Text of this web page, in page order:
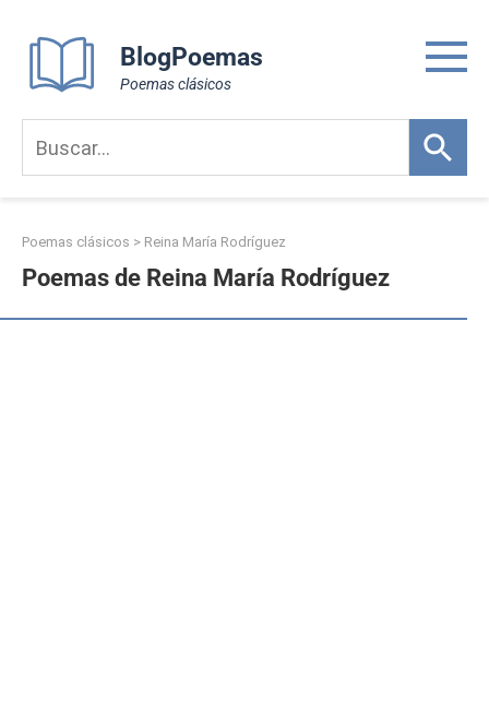
content
BlogPoemas
Poemas clásicos
Poemas clásicos > Reina María Rodríguez
Poemas de Reina María Rodríguez